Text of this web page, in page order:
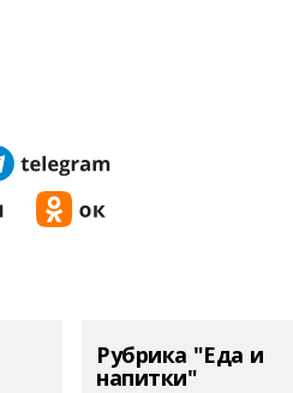
Рубрика "Еда и
напитки"